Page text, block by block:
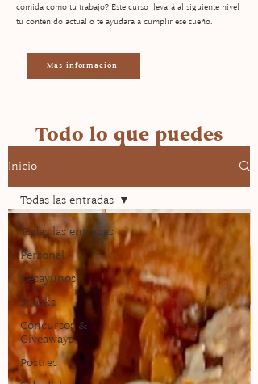
comida como tu trabajo? Este curso llevará al siguiente nivel
tu contenido actual o te ayudará a cumplir ese sueño.
Más información
Todo lo que puedes
encontrar en la página
Inicio
Todas las entradas
Personal
Desayunos
Snacks
Concursos &
Giveaways
Postres
Todas las entradas